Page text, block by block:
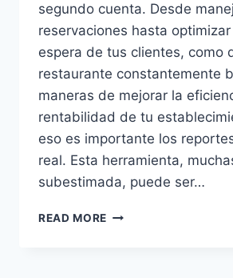
segundo cuenta. Desde
reservaciones hasta
espera de tus clientes, como
restaurante constantemente
maneras de mejorar la
rentabilidad de tu
eso es importante los
real. Esta herramienta,
subestimada, puede ser…
READ MORE